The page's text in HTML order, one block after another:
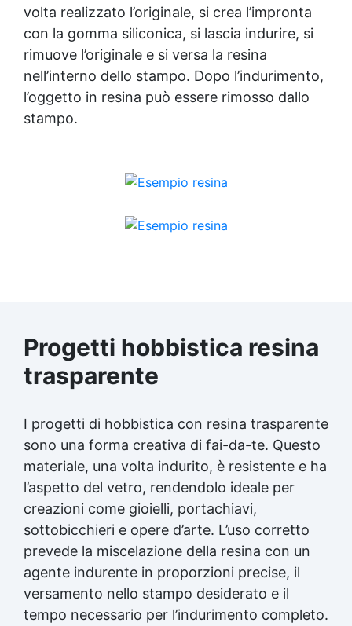
volta realizzato l’originale, si crea l’impronta
con la gomma siliconica, si lascia indurire, si
rimuove l’originale e si versa la resina
nell’interno dello stampo. Dopo l’indurimento,
l’oggetto in resina può essere rimosso dallo
stampo.
Progetti hobbistica resina
trasparente
I progetti di hobbistica con resina trasparente
sono una forma creativa di fai-da-te. Questo
materiale, una volta indurito, è resistente e ha
l’aspetto del vetro, rendendolo ideale per
creazioni come gioielli, portachiavi,
sottobicchieri e opere d’arte. L’uso corretto
prevede la miscelazione della resina con un
agente indurente in proporzioni precise, il
versamento nello stampo desiderato e il
tempo necessario per l’indurimento completo.